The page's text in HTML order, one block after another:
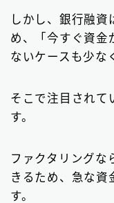
中部地方・東海地
四国地方のファク
ファクタリング基
▼無料の見積
しかし、銀行融資
め、「今すぐ資金
ないケースも少な
そこで注目されて
す。
ファクタリングな
きるため、急な資
す。